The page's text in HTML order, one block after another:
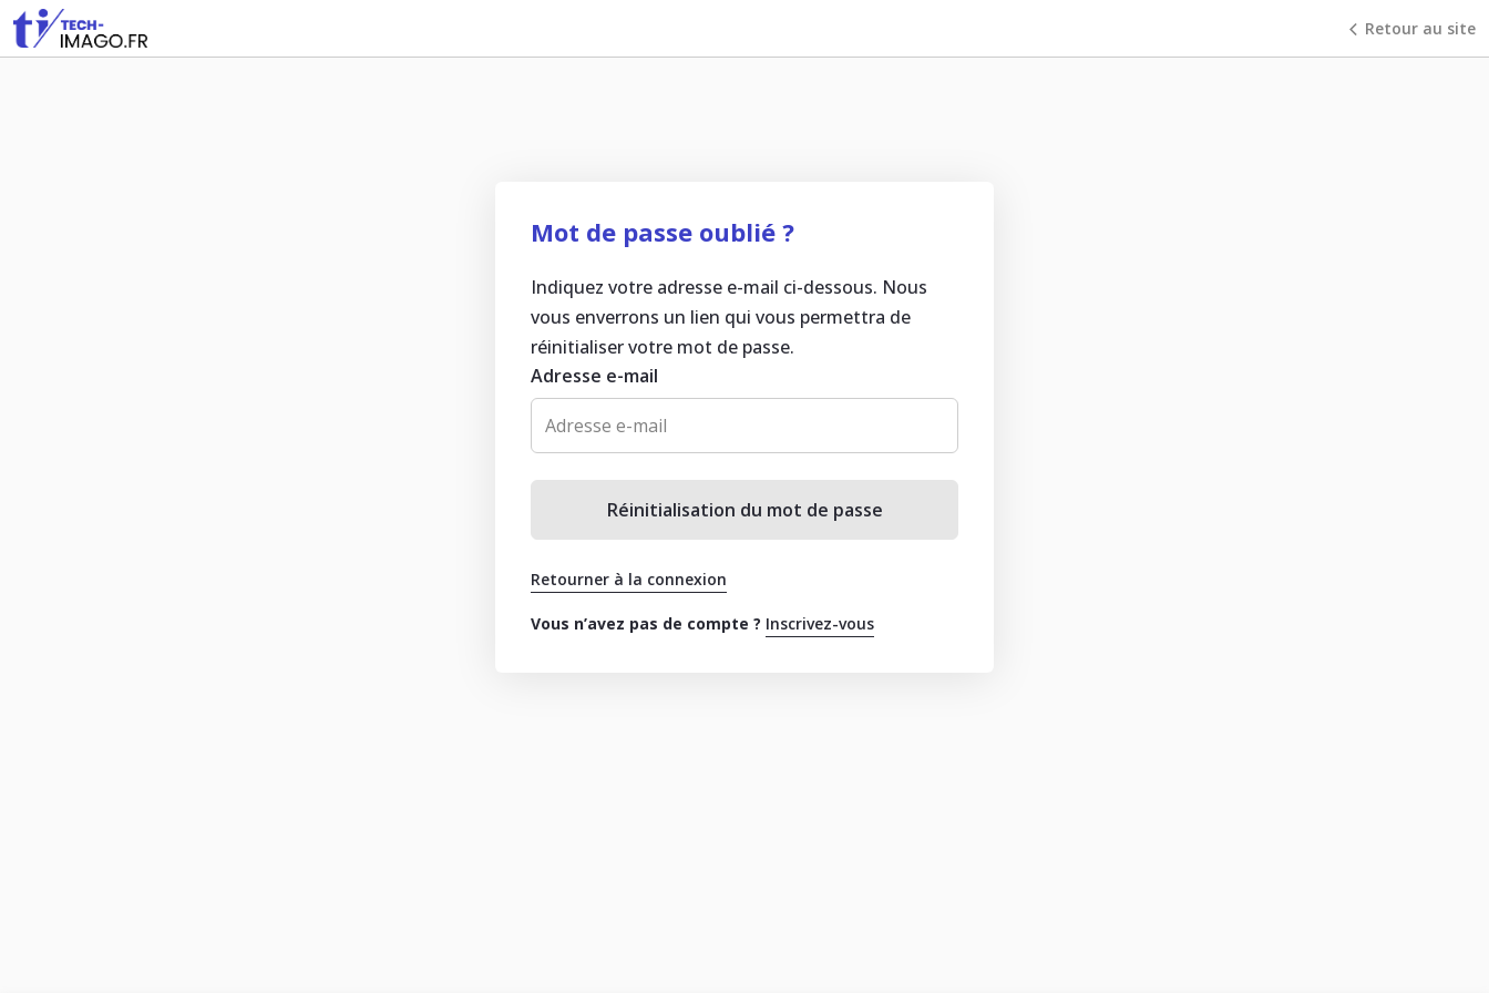
Retour au site
Mot de passe oublié ?
Indiquez votre adresse e-mail ci-dessous. Nous
vous enverrons un lien qui vous permettra de
réinitialiser votre mot de passe.
Adresse e-mail
Réinitialisation du mot de passe
Retourner à la connexion
Vous n’avez pas de compte ? Inscrivez-vous